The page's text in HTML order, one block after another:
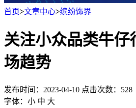
首页>文章中心>缤纷饰界
关注小众品类牛仔
场趋势
发布时间：2023-04-10 点击次数：528
字体： 小 中 大